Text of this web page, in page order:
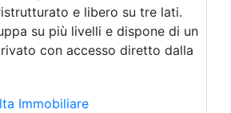
e libero su tre lati.
su più livelli e dispone di un
con accesso diretto dalla
Immobiliare